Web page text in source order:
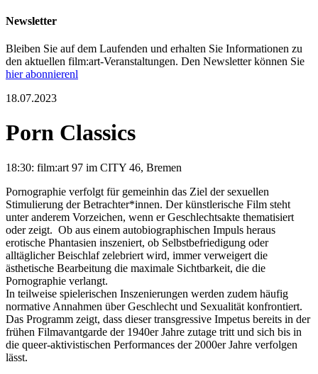
Newsletter
Bleiben Sie auf dem Laufenden und erhalten Sie Informationen zu
den aktuellen film:art-Veranstaltungen. Den Newsletter können Sie
hier abonnierenl
18.07.2023
Porn Classics
18:30: film:art 97 im CITY 46, Bremen
Pornographie verfolgt für gemeinhin das Ziel der sexuellen
Stimulierung der Betrachter*innen. Der künstlerische Film steht
unter anderem Vorzeichen, wenn er Geschlechtsakte thematisiert
oder zeigt. Ob aus einem autobiographischen Impuls heraus
erotische Phantasien inszeniert, ob Selbstbefriedigung oder
alltäglicher Beischlaf zelebriert wird, immer verweigert die
ästhetische Bearbeitung die maximale Sichtbarkeit, die die
Pornographie verlangt.
In teilweise spielerischen Inszenierungen werden zudem häufig
normative Annahmen über Geschlecht und Sexualität konfrontiert.
Das Programm zeigt, dass dieser transgressive Impetus bereits in der
frühen Filmavantgarde der 1940er Jahre zutage tritt und sich bis in
die queer-aktivistischen Performances der 2000er Jahre verfolgen
lässt.